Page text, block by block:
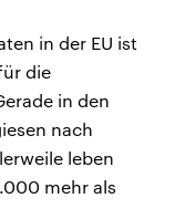
in der EU ist
die
in den
nach
leben
mehr als